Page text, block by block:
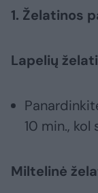
1. Želatinos
Lapelių
10 min., kol
Miltelinė